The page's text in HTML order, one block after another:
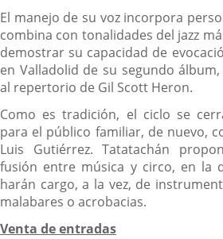
El manejo de su voz incorpora
combina con tonalidades del jazz
demostrar su capacidad de
en Valladolid de su segundo
al repertorio de Gil Scott Heron.
Como es tradición, el ciclo se
para el público familiar, de nuevo,
Luis Gutiérrez. Tatatachán
fusión entre música y circo, en la
harán cargo, a la vez, de
malabares o acrobacias.
Venta de entradas